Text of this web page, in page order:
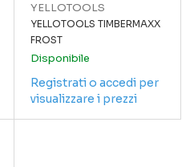
YELLOTOOLS
YELLOTOOLS TIMBERMAXX
FROST
Disponibile
Registrati o accedi per
visualizzare i prezzi